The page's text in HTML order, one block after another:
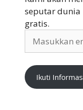
seputar dunia
gratis.
email
Ikuti